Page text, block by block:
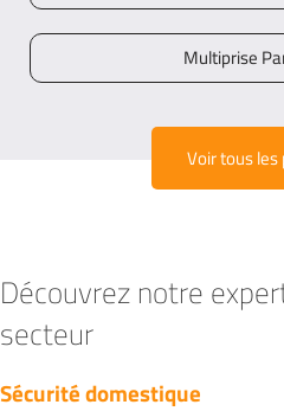
Multiprise
Voir tous
Découvrez notre
secteur
Sécurité domestique